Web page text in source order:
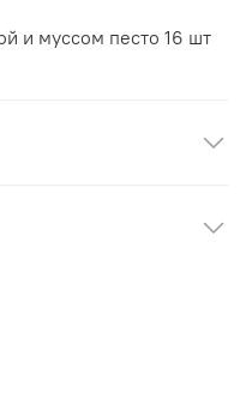
и муссом песто 16 шт